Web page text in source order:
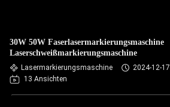
30W 50W Faserlasermarkierungsmaschine
Laserschweißmarkierungsmaschine
Lasermarkierungsmaschine
2024-12-17
13 Ansichten